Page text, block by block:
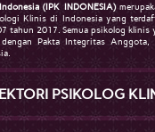
(IPK INDONESIA)
Klinis di Indonesia yang
tahun 2017. Semua psikolog klinis
Pakta Integritas
PSIKOLOG